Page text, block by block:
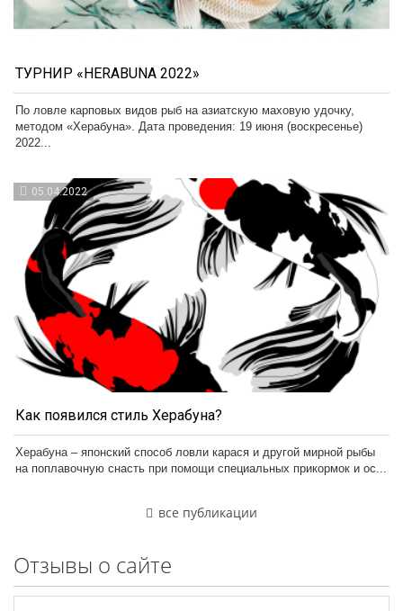
ТУРНИР «HERABUNA 2022»
По ловле карповых видов рыб на азиатскую маховую удочку,
методом «Херабуна». Дата проведения: 19 июня (воскресенье)
2022...
05.04.2022
Как появился стиль Херабуна?
Херабуна – японский способ ловли карася и другой мирной рыбы
на поплавочную снасть при помощи специальных прикормок и ос...
все публикации
Отзывы о сайте